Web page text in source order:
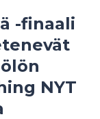
-finaali
NYT